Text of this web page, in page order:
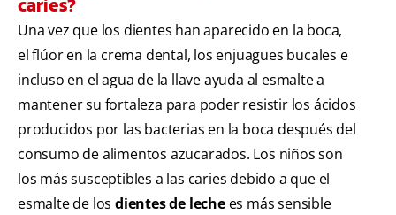
caries?
Una vez que los dientes han aparecido en la boca,
el flúor en la crema dental, los enjuagues bucales e
incluso en el agua de la llave ayuda al esmalte a
mantener su fortaleza para poder resistir los ácidos
producidos por las bacterias en la boca después del
consumo de alimentos azucarados. Los niños son
los más susceptibles a las caries debido a que el
esmalte de losdientes de lechees más sensible